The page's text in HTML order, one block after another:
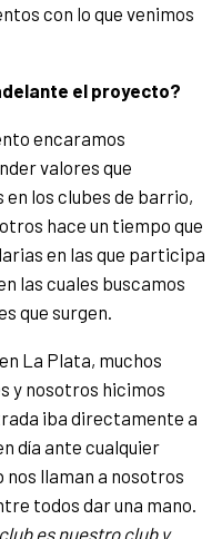
con lo que venimos
el proyecto?
encaramos
valores que
los clubes de barrio,
hace un tiempo que
en las que participa
las cuales buscamos
que surgen.
La Plata, muchos
y nosotros hicimos
iba directamente a
día ante cualquier
llaman a nosotros
todos dar una mano.
es nuestro club y